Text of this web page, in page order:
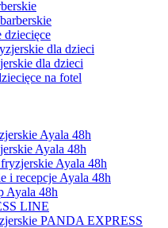
dziecięce
dla dzieci
dla dzieci
na fotel
Ayala 48h
Ayala 48h
Ayala 48h
i recepcje Ayala 48h
Ayala 48h
LINE
PANDA EXPRESS